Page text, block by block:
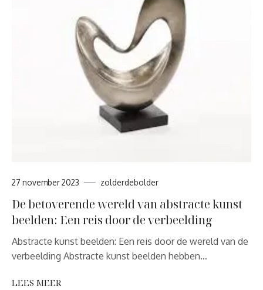
27 november 2023 zolderdebolder
De betoverende wereld van abstracte kunst
beelden: Een reis door de verbeelding
Abstracte kunst beelden: Een reis door de wereld van de
verbeelding Abstracte kunst beelden hebben…
LEES MEER